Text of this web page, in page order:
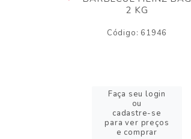
2 KG
Código: 61946
Faça seu login
ou
cadastre-se
para ver preços
e comprar